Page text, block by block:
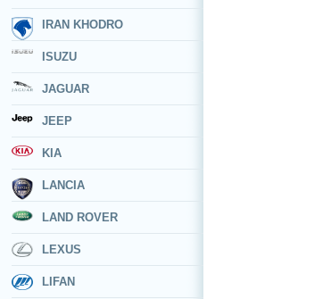
IRAN KHODRO
ISUZU
JAGUAR
JEEP
KIA
LANCIA
LAND ROVER
LEXUS
LIFAN